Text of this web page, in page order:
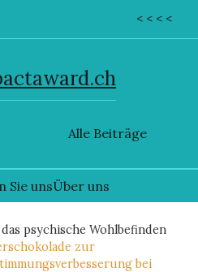
< < < <
Alle Beiträge
Sie unsÜber uns
psychische Wohlbefinden
zur
bei